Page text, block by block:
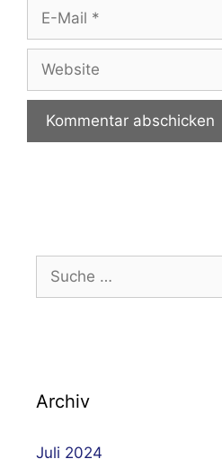
Website
nach:
Archiv
Juli 2024